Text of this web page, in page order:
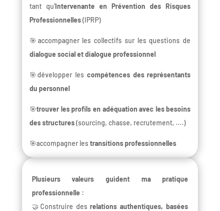
tant qu'Intervenante en Prévention des Risques
Professionnelles(IPRP)
🎯accompagner les collectifs sur les questions de
dialogue social et dialogue professionnel
🎯développer les compétences des représentants
du personnel
🎯trouver les profils en adéquation avec les besoins
des structures(sourcing, chasse, recrutement, ....)
🎯accompagner lestransitions professionnelles
Plusieurs valeurs guident ma pratique
professionnelle :
🤝Construire desrelations authentiques, basées